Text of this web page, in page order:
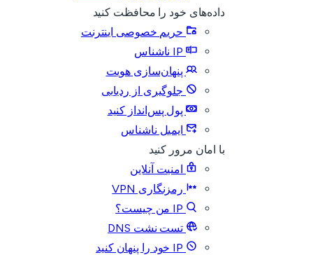
داده‌های خود را محافظت کنید
حریم خصوصی اینترنت
IP ناشناس
پنهان‌سازی هویت
جلوگیری از ردیابی
پول پس‌انداز کنید
ایمیل ناشناس
با امان مرور کنید
امنیت آنلاین
رمزنگاری VPN
IP من چیست؟
تست نشت DNS
IP خود را پنهان کنید